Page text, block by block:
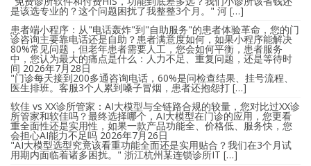
是该选专业的？这个问题困扰了我整整3个月。" 河 […]
患者端小程序：从"电话轰炸"到"自助服务"的患者体验革命，您的门
诊咨询主要靠电话还是自助？患者满意度如何，如果小程序能解决
80%常见问题，但老年患者需要人工，您会如何平衡，患者服务
中，您认为最大的痛点是什么：人力不足、重复问题，还是等待时
间 2026年7月28日
"门诊每天接到200多通咨询电话，60%是问检查结果、挂号流程、
医生排班。客服3个人累到嗓子冒烟，患者还抱怨打 […]
软佳 vs XX诊所管家：AI大模型与全链路合规的较量，您对比过XX诊
所管家和软佳吗？最终选择哪个，AI大模型在门诊的应用，您更看
重全面性还是实用性，如果一款产品功能全、价格低、服务快，您
会担心AI能力不足吗 2026年7月26日
"AI大模型选型究竟该看重功能全面还是实用贴合？我们在3个月试
用期内面临着诸多困扰。" 浙江杭州某连锁诊所IT […]